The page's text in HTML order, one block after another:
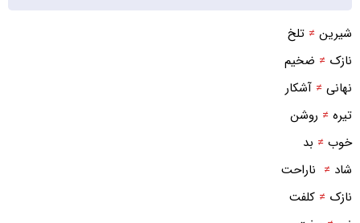
شیرین ≠ تلخ
نازک ≠ ضخیم
نهانی ≠ آشکار
تیره ≠ روشن
خوب ≠ بد
شاد ≠ ناراحت
نازک ≠ کلفت